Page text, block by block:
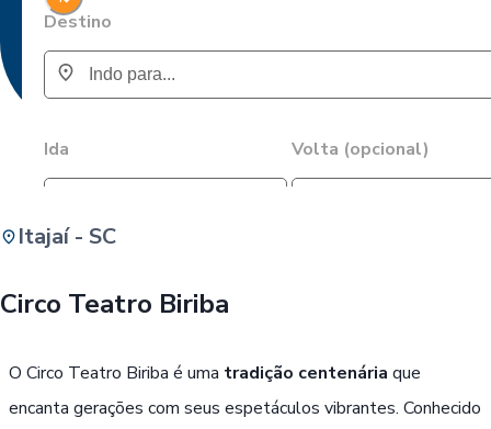
Destino
Ida Volta (opcional)
Itajaí - SC
Circo Teatro Biriba
O Circo Teatro Biriba é uma tradição centenária que
encanta gerações com seus espetáculos vibrantes. Conhecido